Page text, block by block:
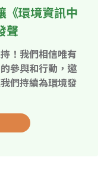
環境資訊中
聲
！我們相信唯有
參與和行動，邀
們持續為環境發